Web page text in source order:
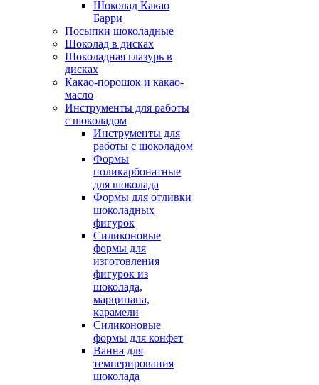
Шоколад Какао
Барри
Посыпки шоколадные
Шоколад в дисках
Шоколадная глазурь в
дисках
Какао-порошок и какао-
масло
Инструменты для работы
с шоколадом
Инструменты для
работы с шоколадом
Формы
поликарбонатные
для шоколада
Формы для отливки
шоколадных
фигурок
Силиконовые
формы для
изготовления
фигурок из
шоколада,
марципана,
карамели
Силиконовые
формы для конфет
Ванна для
темперирования
шоколада